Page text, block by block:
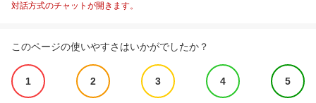
対話方式のチャットが開きます。
このページの使いやすさはいかがでしたか？
1 2 3 4 5